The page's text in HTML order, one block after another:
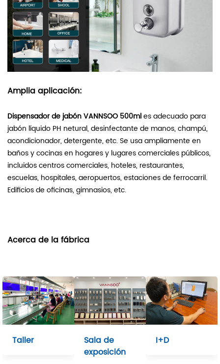
Amplia aplicación:
Dispensador de jabón VANNSOO 500mles adecuado para
jabón líquido PH netural, desinfectante de manos, champú,
acondicionador, detergente, etc. Se usa ampliamente en
baños y cocinas en hogares y lugares comerciales públicos,
incluidos centros comerciales, hoteles, restaurantes,
escuelas, hospitales, aeropuertos, estaciones de ferrocarril.
Edificios de oficinas, gimnasios, etc.
Acerca de la fábrica
Taller
Sala de
exposición
I+D